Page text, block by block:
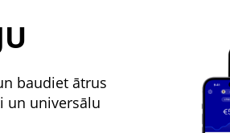
baudiet ātrus
un universālu